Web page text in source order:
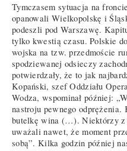
Tymczasem sytuacja na
opanowali Wielkopolskę i
podeszli pod Warszawę.
tylko kwestią czasu. Polskie
wojska na tzw. przedmoście
spodziewanej odsieczy
potwierdzały, że to jak
Kopański, szef Oddziału
Wodza, wspominał później:
nastroju pewnego
butelkę wina (…). Niektórzy z
uważali nawet, że moment
sobą”. Kilka godzin później